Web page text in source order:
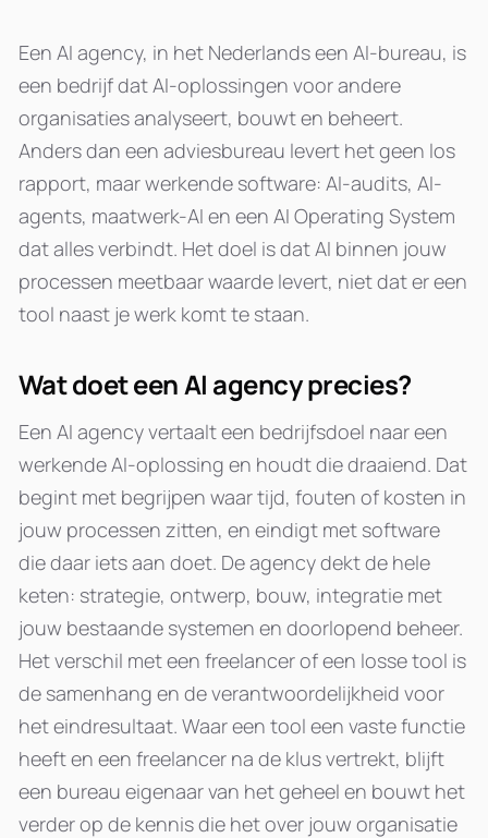
Een AI agency, in het Nederlands een AI-bureau, is
een bedrijf dat AI-oplossingen voor andere
organisaties analyseert, bouwt en beheert.
Anders dan een adviesbureau levert het geen los
rapport, maar werkende software: AI-audits, AI-
agents, maatwerk-AI en een AI Operating System
dat alles verbindt. Het doel is dat AI binnen jouw
processen meetbaar waarde levert, niet dat er een
tool naast je werk komt te staan.
Wat doet een AI agency precies?
Een AI agency vertaalt een bedrijfsdoel naar een
werkende AI-oplossing en houdt die draaiend. Dat
begint met begrijpen waar tijd, fouten of kosten in
jouw processen zitten, en eindigt met software
die daar iets aan doet. De agency dekt de hele
keten: strategie, ontwerp, bouw, integratie met
jouw bestaande systemen en doorlopend beheer.
Het verschil met een freelancer of een losse tool is
de samenhang en de verantwoordelijkheid voor
het eindresultaat. Waar een tool een vaste functie
heeft en een freelancer na de klus vertrekt, blijft
een bureau eigenaar van het geheel en bouwt het
verder op de kennis die het over jouw organisatie